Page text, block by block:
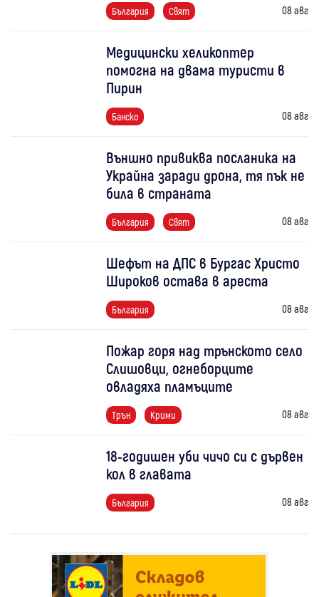
България Свят 08 авг
Медицински хеликоптер
помогна на двама туристи в
Пирин
Банско 08 авг
Външно привиква посланика на
Украйна заради дрона, тя пък не
била в страната
България Свят 08 авг
Шефът на ДПС в Бургас Христо
Широков остава в ареста
България 08 авг
Пожар горя над трънското село
Слишовци, огнеборците
овладяха пламъците
Трън Крими 08 авг
18-годишен уби чичо си с дървен
кол в главата
България 08 авг